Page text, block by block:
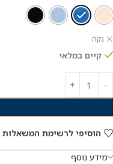
נקה
קיים במלאי
הוסיפי לרשימת המשאלות
מידע נוסף